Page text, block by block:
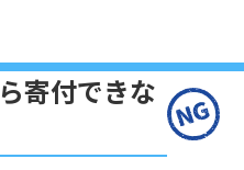
寄付できな